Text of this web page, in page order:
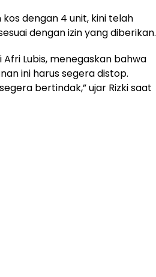
dengan 4 unit, kini telah
dengan izin yang diberikan.
Afri Lubis, menegaskan bahwa
ini harus segera distop.
bertindak,” ujar Rizki saat